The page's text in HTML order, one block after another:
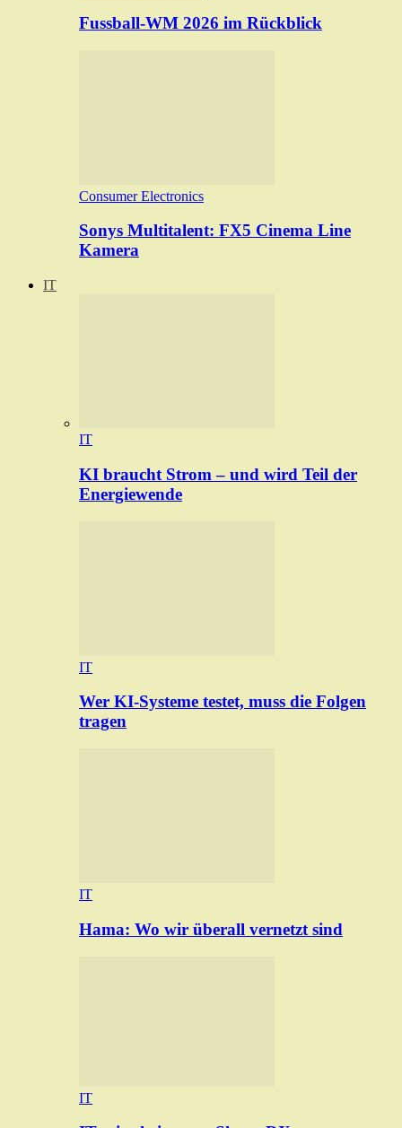
Fussball-WM 2026 im Rückblick
Consumer Electronics
Sonys Multitalent: FX5 Cinema Line
Kamera
IT
IT
KI braucht Strom – und wird Teil der
Energiewende
IT
Wer KI-Systeme testet, muss die Folgen
tragen
IT
Hama: Wo wir überall vernetzt sind
IT